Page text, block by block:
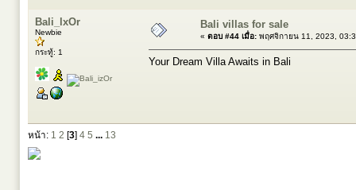
Bali_lxOr
Newbie
กระทู้: 1
Bali villas for sale
« ตอบ #44 เมื่อ: พฤศจิกายน 11, 2023,
Your Dream Villa Awaits in Bali
หน้า: 1 2 [3] 4 5 ... 13